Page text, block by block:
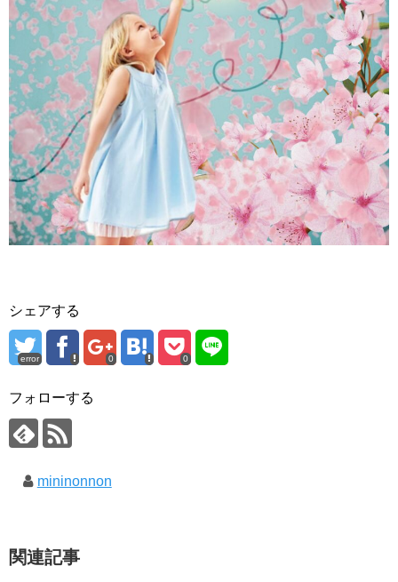
シェアする
error 0 0
フォローする
mininonnon
関連記事